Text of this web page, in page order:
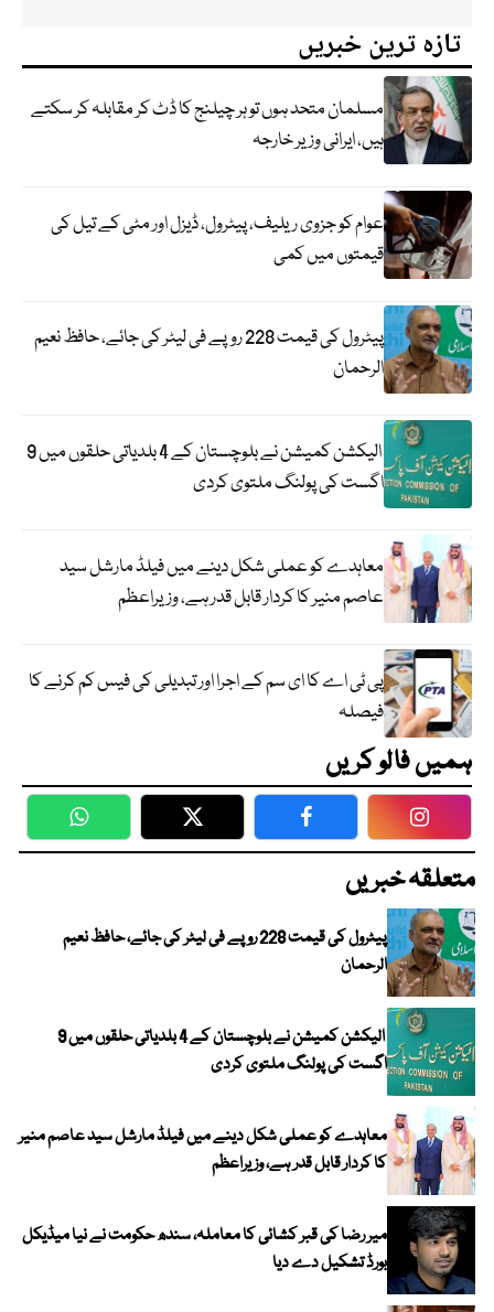
تازہ ترین خبریں
مسلمان متحد ہوں تو ہر چیلنج کا ڈٹ کر مقابلہ کر سکتے
ہیں، ایرانی وزیر خارجہ
عوام کو جزوی ریلیف، پیٹرول، ڈیزل اور مٹی کے تیل کی
قیمتوں میں کمی
پیٹرول کی قیمت 228 روپے فی لیٹر کی جائے، حافظ نعیم
الرحمان
الیکشن کمیشن نے بلوچستان کے 4 بلدیاتی حلقوں میں 9
اگست کی پولنگ ملتوی کردی
معاہدے کو عملی شکل دینے میں فیلڈ مارشل سید
عاصم منیر کا کردار قابل قدر ہے، وزیراعظم
پی ٹی اے کا ای سم کے اجرا اور تبدیلی کی فیس کم کرنے کا
فیصلہ
ہمیں فالو کریں
WhatsApp Twitter Facebook
متعلقہ خبریں
پیٹرول کی قیمت 228 روپے فی لیٹر کی جائے، حافظ نعیم
الرحمان
الیکشن کمیشن نے بلوچستان کے 4 بلدیاتی حلقوں میں 9
اگست کی پولنگ ملتوی کردی
معاہدے کو عملی شکل دینے میں فیلڈ مارشل سید عاصم منیر
کا کردار قابل قدر ہے، وزیراعظم
میر رضا کی قبر کشائی کا معاملہ، سندھ حکومت نے نیا میڈیکل
بورڈ تشکیل دے دیا